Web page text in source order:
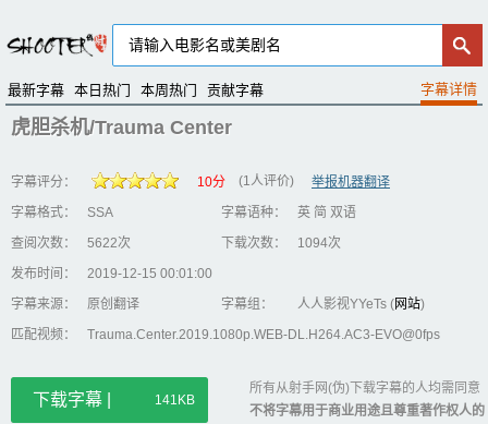
最新字幕 本日热门 本周热门 贡献字幕
虎胆杀机/Trauma Center
字幕评分： 10分 (1人评价)
举报机器翻译
字幕格式：
SSA 字幕语种：
英 简 双语
查阅次数：
5622次 下载次数：
1094次
发布时间：
2019-12-15 00:01:00
字幕来源：
原创翻译 字幕组： 人人影视YYeTs (网站)
匹配视频：
Trauma.Center.2019.1080p.WEB-DL.H264.AC3-EVO@0fps
下载字幕 | 141KB
所有从射手网(伪)下载字幕的人均需同意
不将字幕用于商业用途且尊重著作权人的